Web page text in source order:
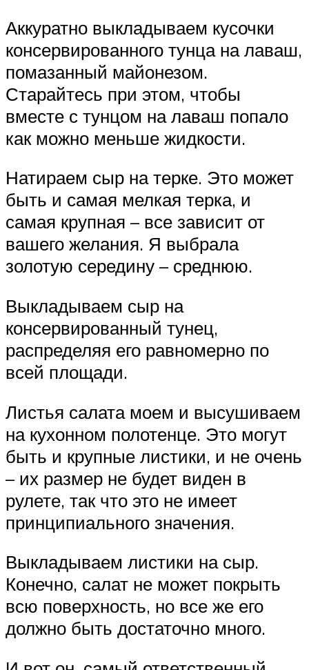
Аккуратно выкладываем кусочки
консервированного тунца на лаваш,
помазанный майонезом.
Старайтесь при этом, чтобы
вместе с тунцом на лаваш попало
как можно меньше жидкости.
Натираем сыр на терке. Это может
быть и самая мелкая терка, и
самая крупная – все зависит от
вашего желания. Я выбрала
золотую середину – среднюю.
Выкладываем сыр на
консервированный тунец,
распределяя его равномерно по
всей площади.
Листья салата моем и высушиваем
на кухонном полотенце. Это могут
быть и крупные листики, и не очень
– их размер не будет виден в
рулете, так что это не имеет
принципиального значения.
Выкладываем листики на сыр.
Конечно, салат не может покрыть
всю поверхность, но все же его
должно быть достаточно много.